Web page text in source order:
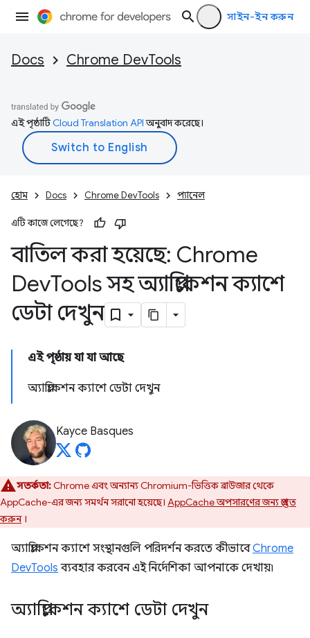
সাইন-ইন করুন
Docs Chrome DevTools
এই পৃষ্ঠাটিCloud Translation APIঅনুবাদ করেছে।
হোম Docs Chrome DevTools প্যানেল
এটি কাজে লেগেছে?
বাতিল করা হয়েছে: Chrome
DevTools সহ অ্যাপ্লিকেশন ক্যাশে
ডেটা দেখুন
এই পৃষ্ঠায় যা যা আছে
অ্যাপ্লিকেশন ক্যাশে ডেটা দেখুন
Kayce Basques
সতর্কতা:Chrome এবং অন্যান্য Chromium-ভিত্তিক ব্রাউজার থেকে
AppCache-এর জন্য সমর্থন সরানো হয়েছে। AppCache অপসারণের জন্য প্রস্তুত
করুন।
অ্যাপ্লিকেশন ক্যাশে সংস্থানগুলি পরিদর্শন করতে কীভাবেChrome
DevTools ব্যবহার করবেন এই নির্দেশিকা আপনাকে দেখায়৷
অ্যাপ্লিকেশন ক্যাশে ডেটা দেখুন